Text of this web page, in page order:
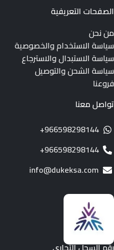
الصفحات التعريفية
من نحن
سياسة الاستخدام والخصوصية
سياسة الاستبدال والاسترجاع
سياسة الشحن والتوصيل
فروعنا
تواصل معنا
966598298144+
966598298144+
info@dukeksa.com